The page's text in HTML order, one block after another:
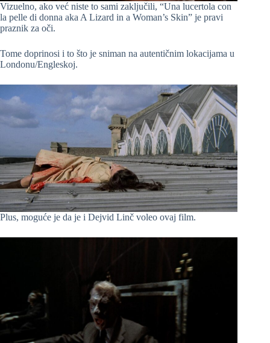
Vizuelno, ako već niste to sami zaključili, “Una lucertola con
la pelle di donna aka A Lizard in a Woman’s Skin” je pravi
praznik za oči.
Tome doprinosi i to što je sniman na autentičnim lokacijama u
Londonu/Engleskoj.
Plus, moguće je da je i Dejvid Linč voleo ovaj film.